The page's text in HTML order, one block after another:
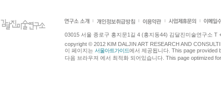
03015 서울 종로구 홍지문1길 4 (홍지동44) 김달진미술연구소 T
copyright © 2012 KIM DALJIN ART RESEARCH AND
이 페이지는 서울아트가이드에서 제공됩니다. This page provided
다음 브라우져 에서 최적화 되어있습니다. This page optimized